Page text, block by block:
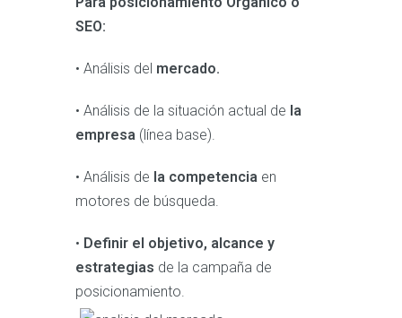
SEO:
• Análisis del mercado.
• Análisis de la situación actual de la
empresa (línea base).
• Análisis de la competencia en
motores de búsqueda.
• Definir el objetivo, alcance y
estrategias de la campaña de
posicionamiento.